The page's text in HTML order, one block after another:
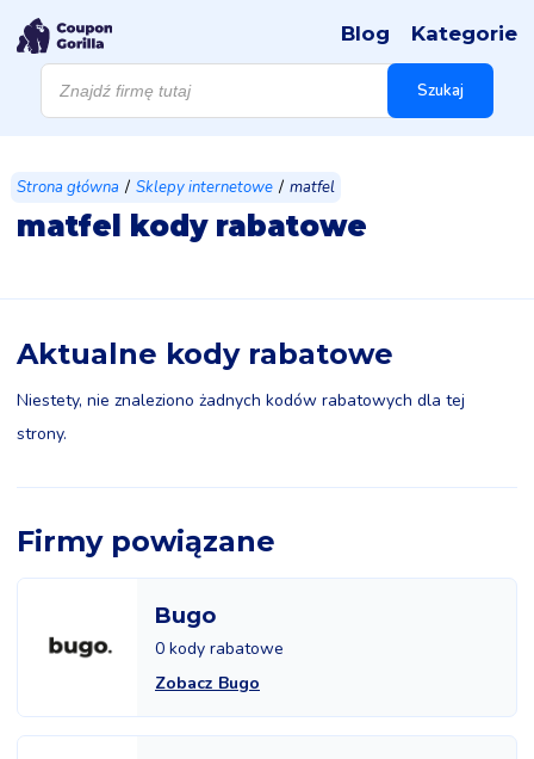
Wyszukiwarka
produktów Szukaj
Blog Kategorie
Strona główna / Sklepy internetowe / matfel
matfel kody rabatowe
Aktualne kody rabatowe
Niestety, nie znaleziono żadnych kodów rabatowych dla tej
strony.
Firmy powiązane
Bugo
0 kody rabatowe
Zobacz Bugo